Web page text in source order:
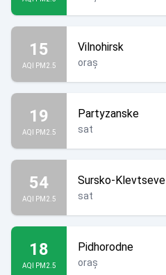
15
AQI PM2.5
Vilnohirsk
oraș
19
AQI PM2.5
Partyzanske
sat
54
AQI PM2.5
Sursko-Klevtseve
sat
18
AQI PM2.5
Pidhorodne
oraș